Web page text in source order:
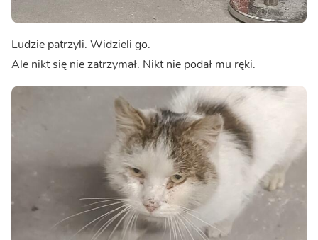
Ludzie patrzyli. Widzieli go.
Ale nikt się nie zatrzymał. Nikt nie podał mu ręki.